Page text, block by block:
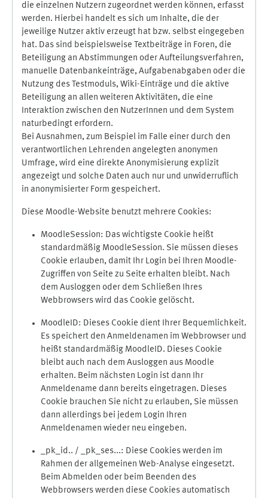
die einzelnen Nutzern zugeordnet werden können, erfasst
werden. Hierbei handelt es sich um Inhalte, die der
jeweilige Nutzer aktiv erzeugt hat bzw. selbst eingegeben
hat. Das sind beispielsweise Textbeiträge in Foren, die
Beteiligung an Abstimmungen oder Aufteilungsverfahren,
manuelle Datenbankeinträge, Aufgabenabgaben oder die
Nutzung des Testmoduls, Wiki-Einträge und die aktive
Beteiligung an allen weiteren Aktivitäten, die eine
Interaktion zwischen den NutzerInnen und dem System
naturbedingt erfordern.
Bei Ausnahmen, zum Beispiel im Falle einer durch den
verantwortlichen Lehrenden angelegten anonymen
Umfrage, wird eine direkte Anonymisierung explizit
angezeigt und solche Daten auch nur und unwiderruflich
in anonymisierter Form gespeichert.
Diese Moodle-Website benutzt mehrere Cookies:
MoodleSession: Das wichtigste Cookie heißt
standardmäßig MoodleSession. Sie müssen dieses
Cookie erlauben, damit Ihr Login bei Ihren Moodle-
Zugriffen von Seite zu Seite erhalten bleibt. Nach
dem Ausloggen oder dem Schließen Ihres
Webbrowsers wird das Cookie gelöscht.
MoodleID: Dieses Cookie dient Ihrer Bequemlichkeit.
Es speichert den Anmeldenamen im Webbrowser und
heißt standardmäßig MoodleID. Dieses Cookie
bleibt auch nach dem Ausloggen aus Moodle
erhalten. Beim nächsten Login ist dann Ihr
Anmeldename dann bereits eingetragen. Dieses
Cookie brauchen Sie nicht zu erlauben, Sie müssen
dann allerdings bei jedem Login Ihren
Anmeldenamen wieder neu eingeben.
_pk_id.. / _pk_ses...: Diese Cookies werden im
Rahmen der allgemeinen Web-Analyse eingesetzt.
Beim Abmelden oder beim Beenden des
Webbrowsers werden diese Cookies automatisch